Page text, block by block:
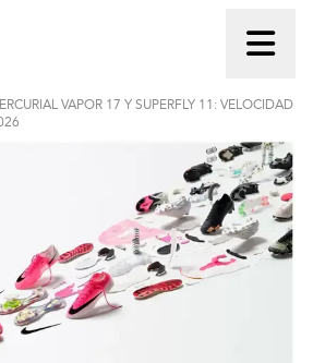
VAPOR 17 Y SUPERFLY 11: VELOCIDAD